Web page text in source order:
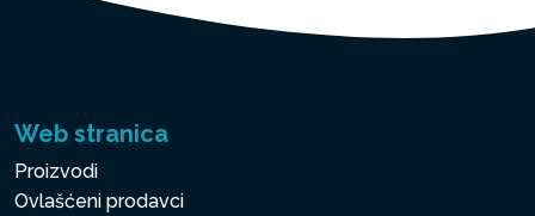
Web stranica
Proizvodi
Ovlašćeni prodavci